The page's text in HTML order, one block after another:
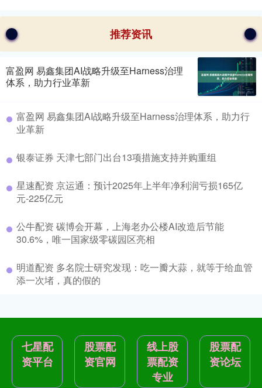
推荐资讯
富盈网 易鑫集团AI战略升级至Harness治理
体系，助力行业革新
富盈网 易鑫集团AI战略升级至Harness治理体系，助力行
业革新
银泰证券 天津七部门出台13项措施支持并购重组
星速配资 京运通：预计2025年上半年净利润亏损165亿
元-225亿元
公牛配资 碳博会开幕，上海老办公楼AI改造后节能
30.6%，唯一国家级零碳园区亮相
明道配资 多名院士研究发现：吃一瓣大蒜，就等于给血管
添一次堵，真的假的
七星配
资平台
股票配
资官网
线上股
票配资
专业
股票配
资论坛